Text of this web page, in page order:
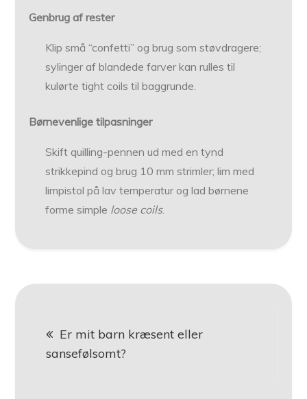
Genbrug af rester
Klip små “confetti” og brug som støvdragere;
sylinger af blandede farver kan rulles til
kulørte tight coils til baggrunde.
Børnevenlige tilpasninger
Skift quilling-pennen ud med en tynd
strikkepind og brug 10 mm strimler; lim med
limpistol på lav temperatur og lad børnene
forme simple loose coils.
Er mit barn kræsent eller
sansefølsomt?